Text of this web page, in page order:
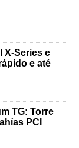
X-Series e
e até
TG: Torre
PCI